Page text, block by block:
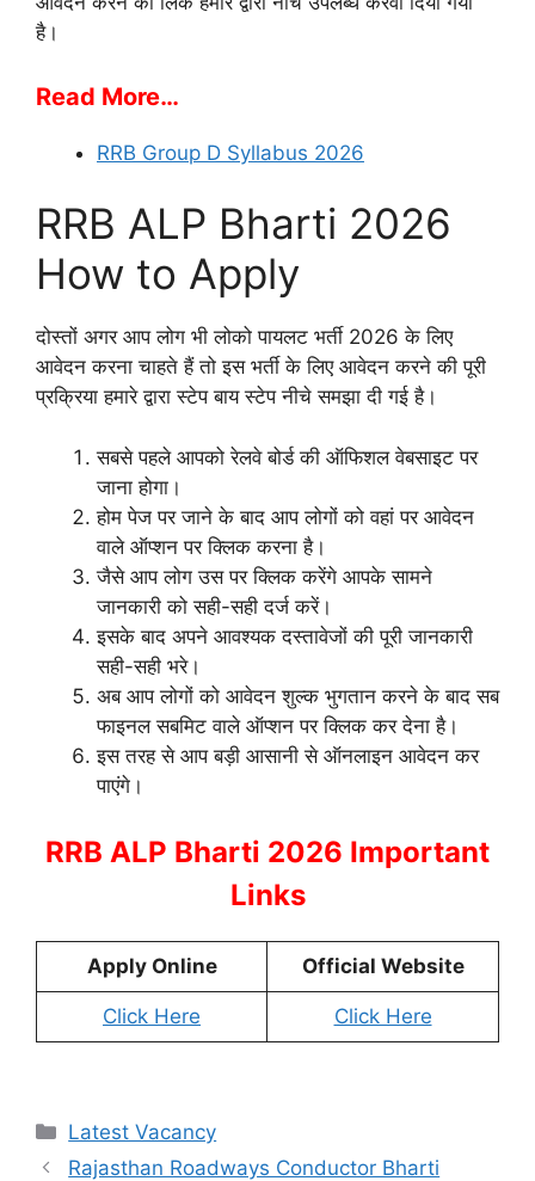
है।
Read More…
RRB Group D Syllabus 2026
RRB ALP Bharti 2026
How to Apply
दोस्तों अगर आप लोग भी लोको पायलट भर्ती 2026 के लिए
आवेदन करना चाहते हैं तो इस भर्ती के लिए आवेदन करने की पूरी
प्रक्रिया हमारे द्वारा स्टेप बाय स्टेप नीचे समझा दी गई है।
सबसे पहले आपको रेलवे बोर्ड की ऑफिशल वेबसाइट पर
जाना होगा।
होम पेज पर जाने के बाद आप लोगों को वहां पर आवेदन
वाले ऑप्शन पर क्लिक करना है।
जैसे आप लोग उस पर क्लिक करेंगे आपके सामने
जानकारी को सही-सही दर्ज करें।
इसके बाद अपने आवश्यक दस्तावेजों की पूरी जानकारी
सही-सही भरे।
अब आप लोगों को आवेदन शुल्क भुगतान करने के बाद सब
फाइनल सबमिट वाले ऑप्शन पर क्लिक कर देना है।
इस तरह से आप बड़ी आसानी से ऑनलाइन आवेदन कर
पाएंगे।
RRB ALP Bharti 2026 Important
Links
Apply Online Official Website
Click Here Click Here
Categories
Latest Vacancy
Rajasthan Roadways Conductor Bharti